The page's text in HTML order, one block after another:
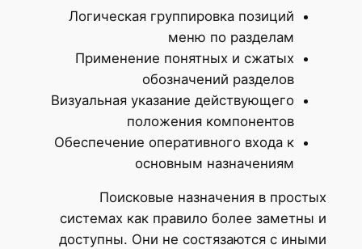
Логическая группировка позиций
меню по разделам
Применение понятных и сжатых
обозначений разделов
Визуальная указание действующего
положения компонентов
Обеспечение оперативного входа к
основным назначениям
Поисковые назначения в простых
системах как правило более заметны и
доступны. Они не состязаются с иными